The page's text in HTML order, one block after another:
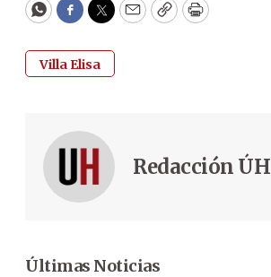
WhatsApp
Facebook
Twitter
EmailCopyPrint
Villa Elisa
Redacción ÚH
Últimas Noticias